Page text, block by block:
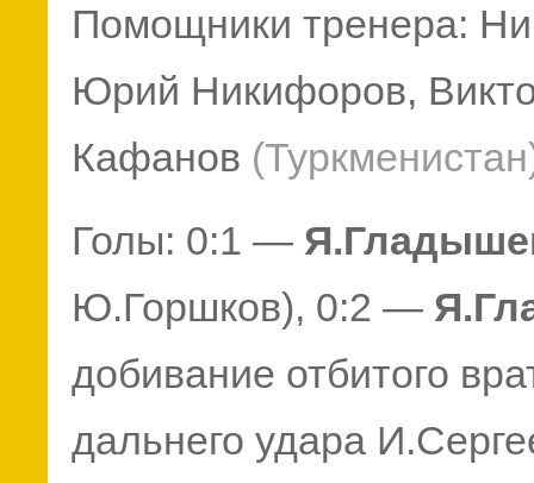
Помощники тренера:
Юрий Никифоров,
Кафанов
Голы: 0:1 —
Ю.Горшков), 0:2 —
добивание отбитого
дальнего удара